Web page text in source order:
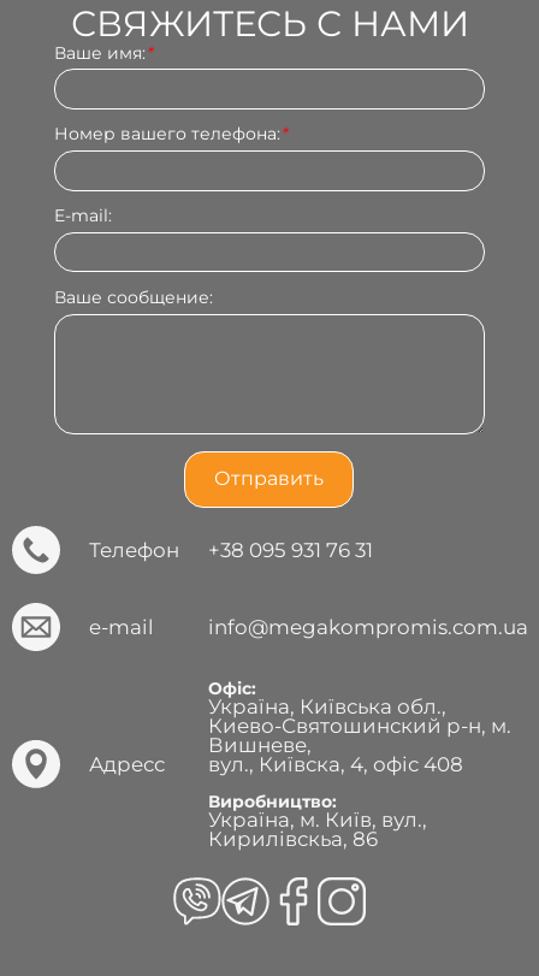
СВЯЖИТЕСЬ С НАМИ
Ваше имя:*
Номер вашего телефона:*
E-mail:
Ваше сообщение:
Телефон +38 095 931 76 31
e-mail info@megakompromis.com.ua
Адресс
Офіс:
Україна, Київська обл.,
Киево-Святошинский р-н, м.
Вишневе,
вул., Київска, 4, офіс 408
Виробництво:
Україна, м. Київ, вул.,
Кирилівскьа, 86